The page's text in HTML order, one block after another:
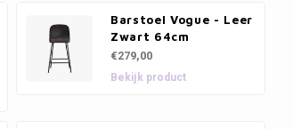
Barstoel Vogue - Leer
Zwart 64cm
€279,00
Bekijk product